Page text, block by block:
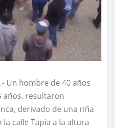
Un hombre de 40 años
años, resultaron
derivado de una riña
calle Tapia a la altura